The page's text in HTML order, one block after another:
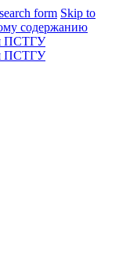
form Skip to
содержанию